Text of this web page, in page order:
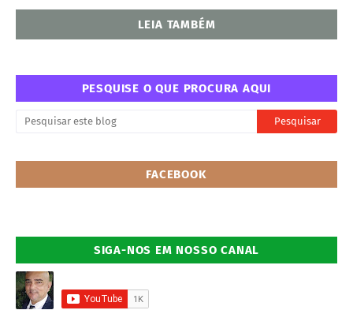
LEIA TAMBÉM
PESQUISE O QUE PROCURA AQUI
FACEBOOK
SIGA-NOS EM NOSSO CANAL